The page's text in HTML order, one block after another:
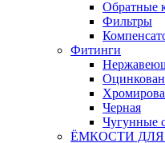
Обратные
Фильтры
Фитинги
Черная
Чугунные
ЁМКОСТИ